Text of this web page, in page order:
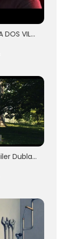
HOMEM-ARANHA: REVOLTA DOS VILÕES! | Spider-Man Gameplay Dublado Ep. 15
Por Trás da Verdade | Trailer Dublado